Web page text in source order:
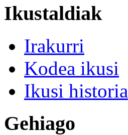
Ikustaldiak
Irakurri
Kodea ikusi
Ikusi historia
Gehiago